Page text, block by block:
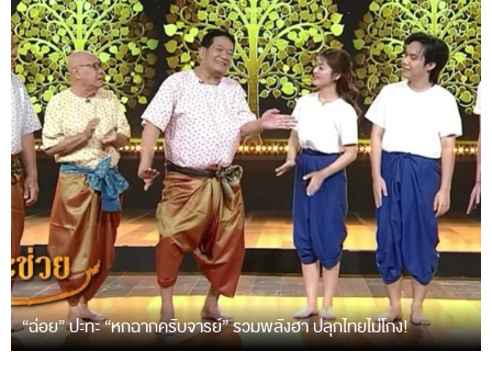
“ฉ่อย” ปะทะ “หกฉากครับจารย์” รวมพลังฮา ปลุกไทยไม่โกง!